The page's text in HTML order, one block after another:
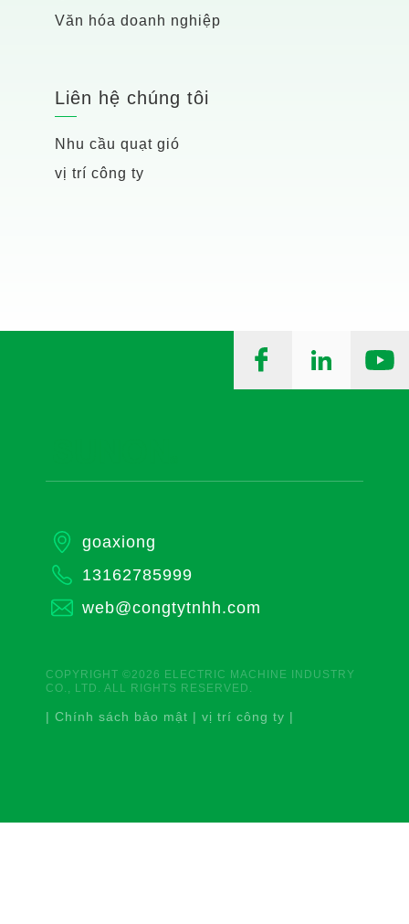
Văn hóa doanh nghiệp
Liên hệ chúng tôi
Nhu cầu quạt gió
vị trí công ty
goaxiong
13162785999
web@congtytnhh.com
COPYRIGHT ©2026 ELECTRIC MACHINE INDUSTRY
CO., LTD. ALL RIGHTS RESERVED.
| Chính sách bảo mật | vị trí công ty |